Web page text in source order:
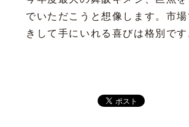
でいただこうと想像します。市場
きして手にいれる喜びは格別です